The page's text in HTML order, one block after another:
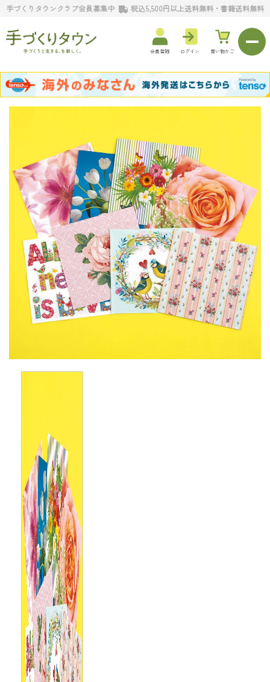
手づくりタウンクラブ会員募集中 税込5,500円以上送料無料・書籍送料無料
会員登録 ログイン 買い物かご